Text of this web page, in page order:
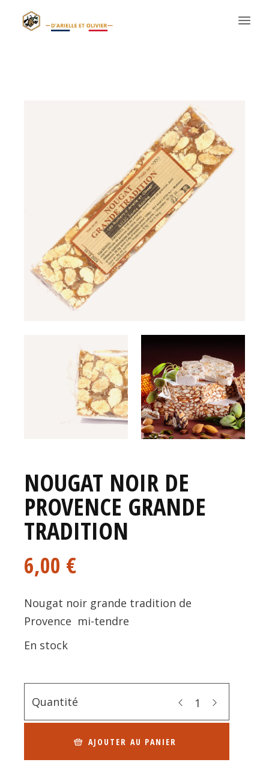
NOUGAT NOIR DE
PROVENCE GRANDE
TRADITION
6,00 €
Nougat noir grande tradition de
Provence mi-tendre
En stock
Quantité
AJOUTER AU PANIER